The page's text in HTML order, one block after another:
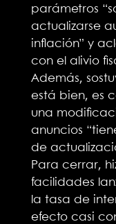
parámetros
actualizarse
inflación” y
con el alivio
Además,
está bien, es
una
anuncios
de
Para cerrar,
facilidades
la tasa de
efecto casi